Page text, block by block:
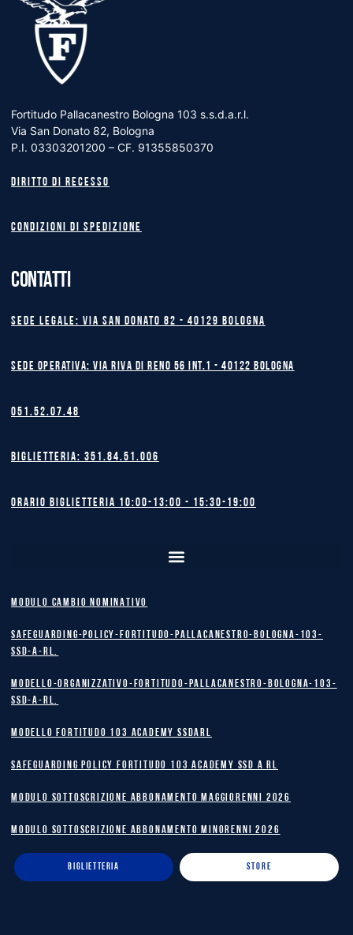
Fortitudo Pallacanestro Bologna 103 s.s.d.a.r.l.
Via San Donato 82, Bologna
P.I. 03303201200 – CF. 91355850370
Diritto di recesso
Condizioni di spedizione
CONTATTI
Sede legale: Via San Donato 82 - 40129 BOLOGNA
Sede operativa: Via Riva di Reno 56 int.1 - 40122 BOLOGNA
051.52.07.48
Biglietteria: 351.84.51.006
Orario biglietteria 10:00-13:00 - 15:30-19:00
MODULO CAMBIO NOMINATIVO
safeguarding-policy-Fortitudo-Pallacanestro-Bologna-103-
SSD-A-RL.
Modello-Organizzativo-Fortitudo-Pallacanestro-Bologna-103-
SSD-A-RL.
MODELLO FORTITUDO 103 ACADEMY SSDARL
safeguarding policy Fortitudo 103 Academy SSD A RL
MODULO SOTTOSCRIZIONE ABBONAMENTO MAGGIORENNI 2026
MODULO SOTTOSCRIZIONE ABBONAMENTO MINORENNI 2026
BIGLIETTERIA STORE